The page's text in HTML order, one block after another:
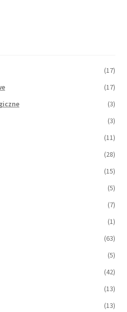
(17)
(17)
(3)
(3)
(11)
(28)
(15)
(5)
(7)
(1)
(63)
(5)
(42)
(13)
(13)